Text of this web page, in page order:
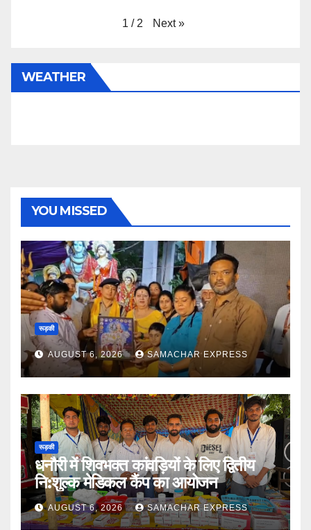
1 / 2 Next »
WEATHER
YOU MISSED
रूड़की
AUGUST 6, 2026 SAMACHAR EXPRESS
रूड़की
धनौरी में शिवभक्त कांवड़ियों के लिए द्वितीय
नि:शुल्क मेडिकल कैंप का आयोजन
AUGUST 6, 2026 SAMACHAR EXPRESS